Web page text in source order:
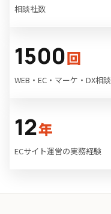
相談社数
1500回
WEB・EC・マーケ・DX相談
12年
ECサイト運営の実務経験